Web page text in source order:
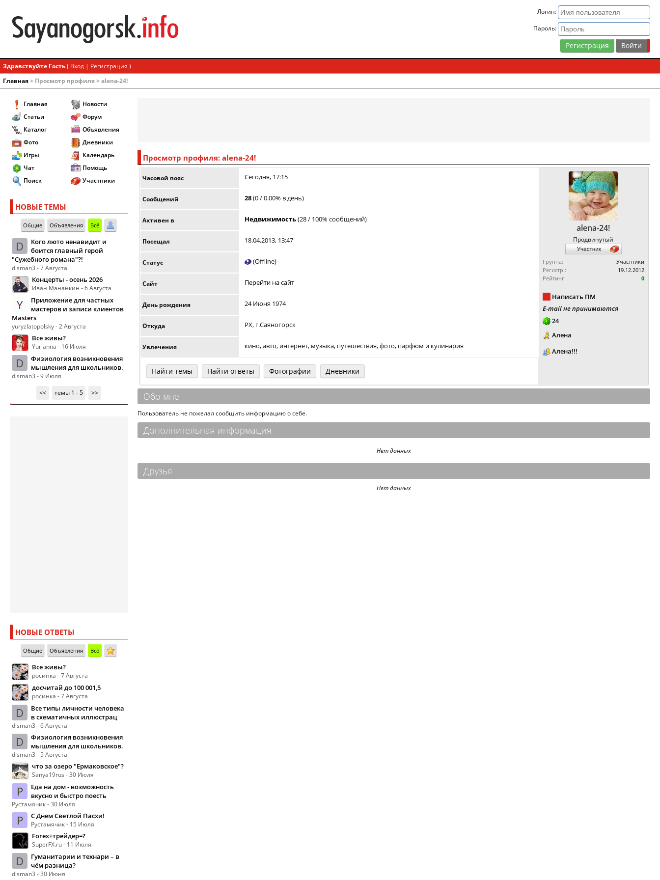
Логин:
Пароль:
Регистрация
Здравствуйте Гость( Вход | Регистрация )
Главная> Просмотр профиля > alena-24!
Главная
Статьи
Каталог
Фото
Игры
Чат
Поиск
Новости
Форум
Объявления
Дневники
Календарь
Помощь
Участники
НОВЫЕ ТЕМЫ
Общие Объявления Всё
D
Кого люто ненавидит и
боится главный герой
"Сужебного романа"?!
disman3 - 7 Августа
Концерты - осень 2026
Иван Мананкин - 6 Августа
Y
Приложение для частных
мастеров и записи клиентов
Masters
yuryzlatopolsky - 2 Августа
Все живы?
Yurianna - 16 Июля
D
Физиология возникновения
мышления для школьников.
disman3 - 9 Июля
<<
темы 1 - 5 >>
НОВЫЕ ОТВЕТЫ
Общие Объявления Всё
Все живы?
росинка - 7 Августа
досчитай до 100 001,5
росинка - 7 Августа
D
Все типы личности человека
в схематичных иллюстрац
disman3 - 6 Августа
D
Физиология возникновения
мышления для школьников.
disman3 - 5 Августа
что за озеро "Ермаковское"?
Sanya19rus - 30 Июля
Р
Еда на дом - возможность
вкусно и быстро поесть
Рустамячик - 30 Июля
Р С Днем Светлой Пасхи!
Рустамячик - 15 Июля
Forex+трейдер=?
SuperFX.ru - 11 Июля
D
Гуманитарии и технари – в
чём разница?
disman3 - 30 Июня
Просмотр профиля: alena-24!
alena-24!
Продвинутый
Группа:
Участники
Регистр.:
19.12.2012
Рейтинг:
0
Написать ПМ
E-mail не принимаются
24
Алена
Алена!!!
Часовой пояс Сегодня, 17:15
Сообщений 28(0 / 0.00% в день)
Активен в Недвижимость(28 / 100% сообщений)
Посещал 18.04.2013, 13:47
Статус (Offline)
Сайт Перейти на сайт
День рождения 24 Июня 1974
Откуда РХ, г.Саяногорск
Увлечения кино, авто, интернет, музыка, путешествия, фото, парфюм и кулинария
Найти темы Найти ответы Фотографии Дневники
Обо мне
Пользователь не пожелал сообщить информацию о себе.
Дополнительная информация
Нет данных
Друзья
Нет данных